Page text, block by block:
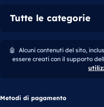
Tutte le categorie
🤖 Alcuni contenuti del sito,
essere creati con il supporto
Metodi di pagamento